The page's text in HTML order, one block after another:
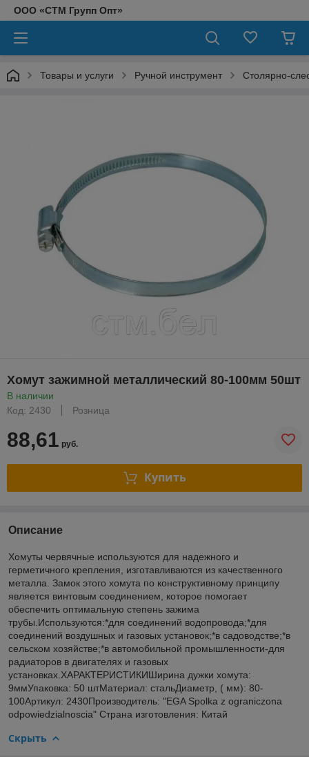
ООО «СТМ Групп Опт»
Товары и услуги Ручной инструмент Столярно-
Хомут зажимной металлический 80-100мм 50шт
В наличии
Код: 2430
Розница
88,61 руб.
Купить
Описание
Хомуты червячные используются для надежного и
герметичного крепления, изготавливаются из качественного
металла. Замок этого хомута по конструктивному принципу
является винтовым соединением, которое помогает
обеспечить оптимальную степень зажима
трубы.Используются:*для соединений водопровода;*для
соединений воздушных и газовых установок;*в садоводстве;*в
сельском хозяйстве;*в автомобильной промышленности-для
радиаторов в двигателях и газовых
установках.ХАРАКТЕРИСТИКИШирина дужки хомута:
9ммУпаковка: 50 штМатериал: стальДиаметр, ( мм): 80-
100Артикул: 2430Производитель: "EGA Spolka z ograniczona
odpowiedzialnoscia" Страна изготовления: Китай
Скрыть